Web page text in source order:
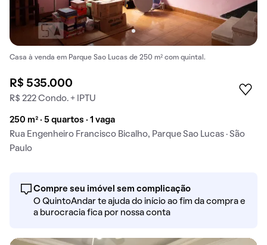
Casa à venda em Parque Sao Lucas de 250 m² com quintal.
R$ 535.000
R$ 222 Condo. + IPTU
250 m² · 5 quartos · 1 vaga
Rua Engenheiro Francisco Bicalho, Parque Sao Lucas · São
Paulo
Compre seu imóvel sem complicação
O QuintoAndar te ajuda do início ao fim da compra e
a burocracia fica por nossa conta